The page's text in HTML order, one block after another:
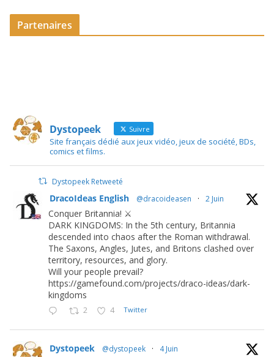
Partenaires
Dystopeek Suivre
Site français dédié aux jeux vidéo, jeux de société, BDs,
comics et films.
Dystopeek Retweeté
DracoIdeas English @dracoideasen · 2 Juin
Conquer Britannia! ⚔️
DARK KINGDOMS: In the 5th century, Britannia
descended into chaos after the Roman withdrawal.
The Saxons, Angles, Jutes, and Britons clashed over
territory, resources, and glory.
Will your people prevail?
https://gamefound.com/projects/draco-ideas/dark-
kingdoms
2 4 Twitter
Dystopeek @dystopeek · 4 Juin